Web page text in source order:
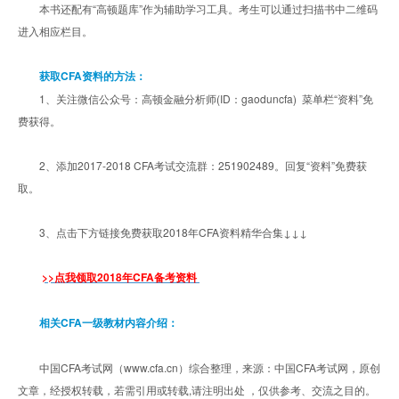
本书还配有“高顿题库”作为辅助学习工具。考生可以通过扫描书中二维码
进入相应栏目。
获取CFA资料的方法：
1、关注微信公众号：高顿金融分析师(ID：gaoduncfa) 菜单栏“资料”免
费获得。
2、添加2017-2018 CFA考试交流群：251902489。回复“资料”免费获
取。
3、点击下方链接免费获取2018年CFA资料精华合集↓↓↓
>>点我领取2018年CFA备考资料
相关CFA一级教材内容介绍：
中国CFA考试网（www.cfa.cn）综合整理，来源：中国CFA考试网，原创
文章，经授权转载，若需引用或转载,请注明出处 ，仅供参考、交流之目的。